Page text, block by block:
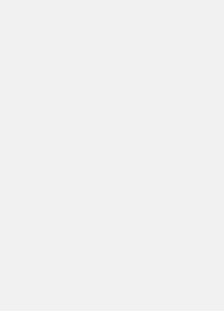
ভয়ে হাজারে হাজারে বাড়ি ছেড়ে বেড়িয়ে গিয়েছিলো? — আল-বাক্বারাহ